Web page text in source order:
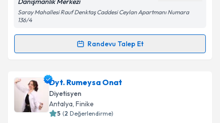
Metni'ni okudum ve kişisel verilerimin belirtilen
kapsamda işlenmesini kabul ediyorum.
Saray Mahallesi Rauf Denktaş Caddesi Ceylan Apartmanı Numara
136/4
Randevu Talep Et
Randevu Takvimi Talebi
Dyt. Kerime Demireliçin randevu takvimi talebi
oluşturun. Size bu uzmandan randevu almanız için bir
takvim hazırlandığında e-posta ile bilgilendireceğiz.
Dyt. Rumeysa Onat
Diyetisyen
Antalya, Finike
5 (2 Değerlendirme)